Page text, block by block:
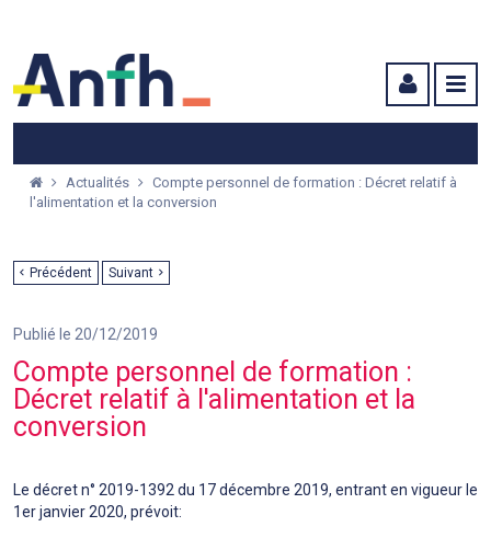
Actualités
Compte personnel de formation : Décret relatif à
l'alimentation et la conversion
Précédent Suivant
Publié le 20/12/2019
Compte personnel de formation :
Décret relatif à l'alimentation et la
conversion
Le décret n° 2019-1392 du 17 décembre 2019, entrant en vigueur le
1er janvier 2020, prévoit: